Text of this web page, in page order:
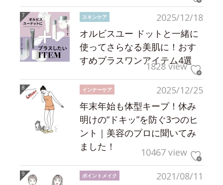
2025/12/18
スキンケア
オルビスユー ドットと一緒に
使ってさらなる美肌に！おす
すめプラスワンアイテム4選
1828 view
2025/12/25
インナーケア
年末年始も体型キープ！休み
明けの“ドキッ”を防ぐ3つのヒ
ント｜美容のプロに聞いてみ
ました！
10467 view
2021/08/11
ポイントメイク